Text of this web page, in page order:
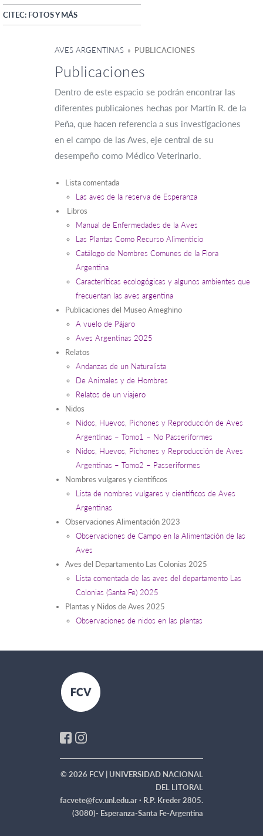
CITEC: FOTOS Y MÁS
AVES ARGENTINAS » PUBLICACIONES
Publicaciones
Dentro de este espacio se podrán encontrar las
diferentes publicaiones hechas por Martín R. de la
Peña, que hacen referencia a sus investigaciones
en el campo de las Aves, eje central de su
desempeño como Médico Veterinario.
Lista comentada
Las aves de la reserva de Esperanza
Libros
Manual de Enfermedades de la Aves
Las Plantas Como Recurso Alimenticio
Catálogo de Nombres Comunes de la Flora
Argentina
Caracteríticas ecologógicas y algunos ambientes que
frecuentan las aves argentina
Publicaciones del Museo Ameghino
A vuelo de Pájaro
Aves Argentinas 2025
Relatos
Andanzas de un Naturalista
De Animales y de Hombres
Relatos de un viajero
Nidos
Nidos, Huevos, Pichones y Reproducción de Aves
Argentinas – Tomo1 – No Passeriformes
Nidos, Huevos, Pichones y Reproducción de Aves
Argentinas – Tomo2 – Passeriformes
Nombres vulgares y científicos
Lista de nombres vulgares y científicos de Aves
Argentinas
Observaciones Alimentación 2023
Observaciones de Campo en la Alimentación de las
Aves
Aves del Departamento Las Colonias 2025
Lista comentada de las aves del departamento Las
Colonias (Santa Fe) 2025
Plantas y Nidos de Aves 2025
Observaciones de nidos en las plantas
© 2026 FCV | UNIVERSIDAD NACIONAL
DEL LITORAL
facvete@fcv.unl.edu.ar · R.P. Kreder 2805.
(3080)- Esperanza-Santa Fe-Argentina